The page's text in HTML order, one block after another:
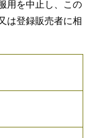
用を中止し、この
は登録販売者に相